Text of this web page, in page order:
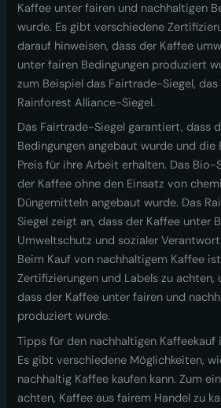
Kaffee unter fairen und nachhaltigen
wurde. Es gibt verschiedene
darauf hinweisen, dass der Kaffee
unter fairen Bedingungen produziert
zum Beispiel das Fairtrade-Siegel,
Rainforest Alliance-Siegel.
Das Fairtrade-Siegel garantiert, dass
Bedingungen angebaut wurde und die
Preis für ihre Arbeit erhalten. Das Bio-
der Kaffee ohne den Einsatz von
Düngemitteln angebaut wurde. Das
Siegel zeigt an, dass der Kaffee unter
Umweltschutz und sozialer
Beim Kauf von nachhaltigem Kaffee
Zertifizierungen und Labels zu achten,
dass der Kaffee unter fairen und
produziert wurde.
Tipps für den nachhaltigen Kaffeekauf
Es gibt verschiedene Möglichkeiten,
nachhaltig Kaffee kaufen kann. Zum
achten, Kaffee aus fairem Handel zu